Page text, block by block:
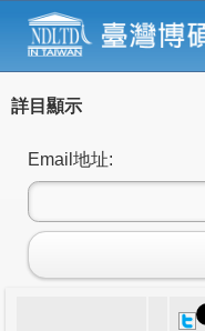
詳目顯示
Email地址: